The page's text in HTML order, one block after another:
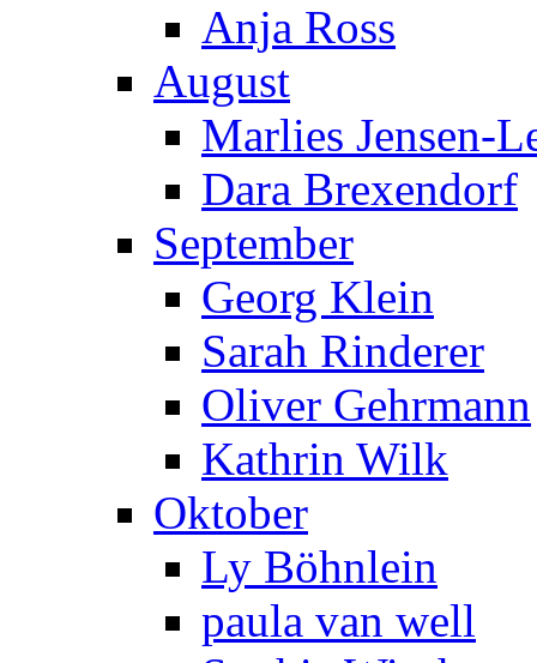
Anja Ross
August
Marlies Jensen-
Dara Brexendorf
September
Georg Klein
Sarah Rinderer
Oliver Gehrmann
Kathrin Wilk
Oktober
Ly Böhnlein
paula van well